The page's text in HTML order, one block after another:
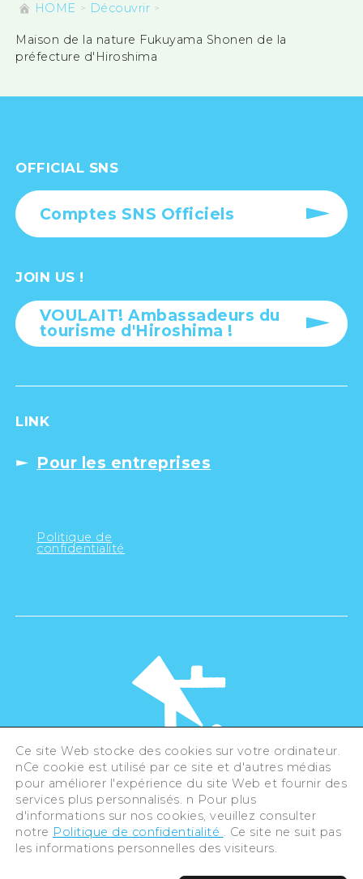
HOME Découvrir
Maison de la nature Fukuyama Shonen de la
préfecture d'Hiroshima
OFFICIAL SNS
Comptes SNS Officiels
JOIN US !
VOULAIT! Ambassadeurs du
tourisme d'Hiroshima !
LINK
Pour les entreprises
Politique de
confidentialité
©Hiroshima Tourism Association /
Hiroshima Prefecture / Hiroshima City .
All rights reserved
Ce site Web stocke des cookies sur votre ordinateur.
nCe cookie est utilisé par ce site et d'autres médias
pour améliorer l'expérience du site Web et fournir des
services plus personnalisés. n Pour plus
d'informations sur nos cookies, veuillez consulter
notre Politique de confidentialité . Ce site ne suit pas
les informations personnelles des visiteurs.